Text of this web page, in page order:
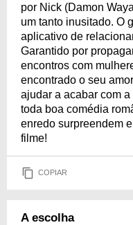
por Nick (Damon
um tanto inusitado. O
aplicativo de
Garantido por
encontros com
encontrado o seu
ajudar a acabar com
toda boa comédia
enredo surpreendem
filme!
COPIAR
A escolha